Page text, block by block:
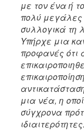
με τον ένα ή
πολύ μεγάλες
συλλογικά τη
Υπήρχε μια
προφανές ότι
μια νέα, η
σύγχρονα